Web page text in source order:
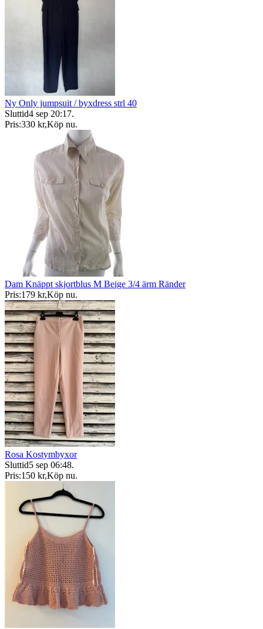
Ny Only jumpsuit / byxdress strl 40
Sluttid4 sep 20:17.
Pris:330 kr,Köp nu.
Dam Knäppt skjortblus M Beige 3/4 ärm Ränder
Pris:179 kr,Köp nu.
Rosa Kostymbyxor
Sluttid5 sep 06:48.
Pris:150 kr,Köp nu.